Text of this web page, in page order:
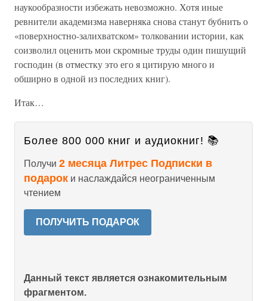
наукообразности избежать невозможно. Хотя иные
ревнители академизма наверняка снова станут бубнить о
«поверхностно-залихватском» толковании истории, как
соизволил оценить мои скромные труды один пишущий
господин (в отместку это его я цитирую много и
обширно в одной из последних книг).
Итак…
Более 800 000 книг и аудиокниг! 📚
Получи 2 месяца Литрес Подписки в
подарок и наслаждайся неограниченным
чтением
ПОЛУЧИТЬ ПОДАРОК
Данный текст является ознакомительным
фрагментом.